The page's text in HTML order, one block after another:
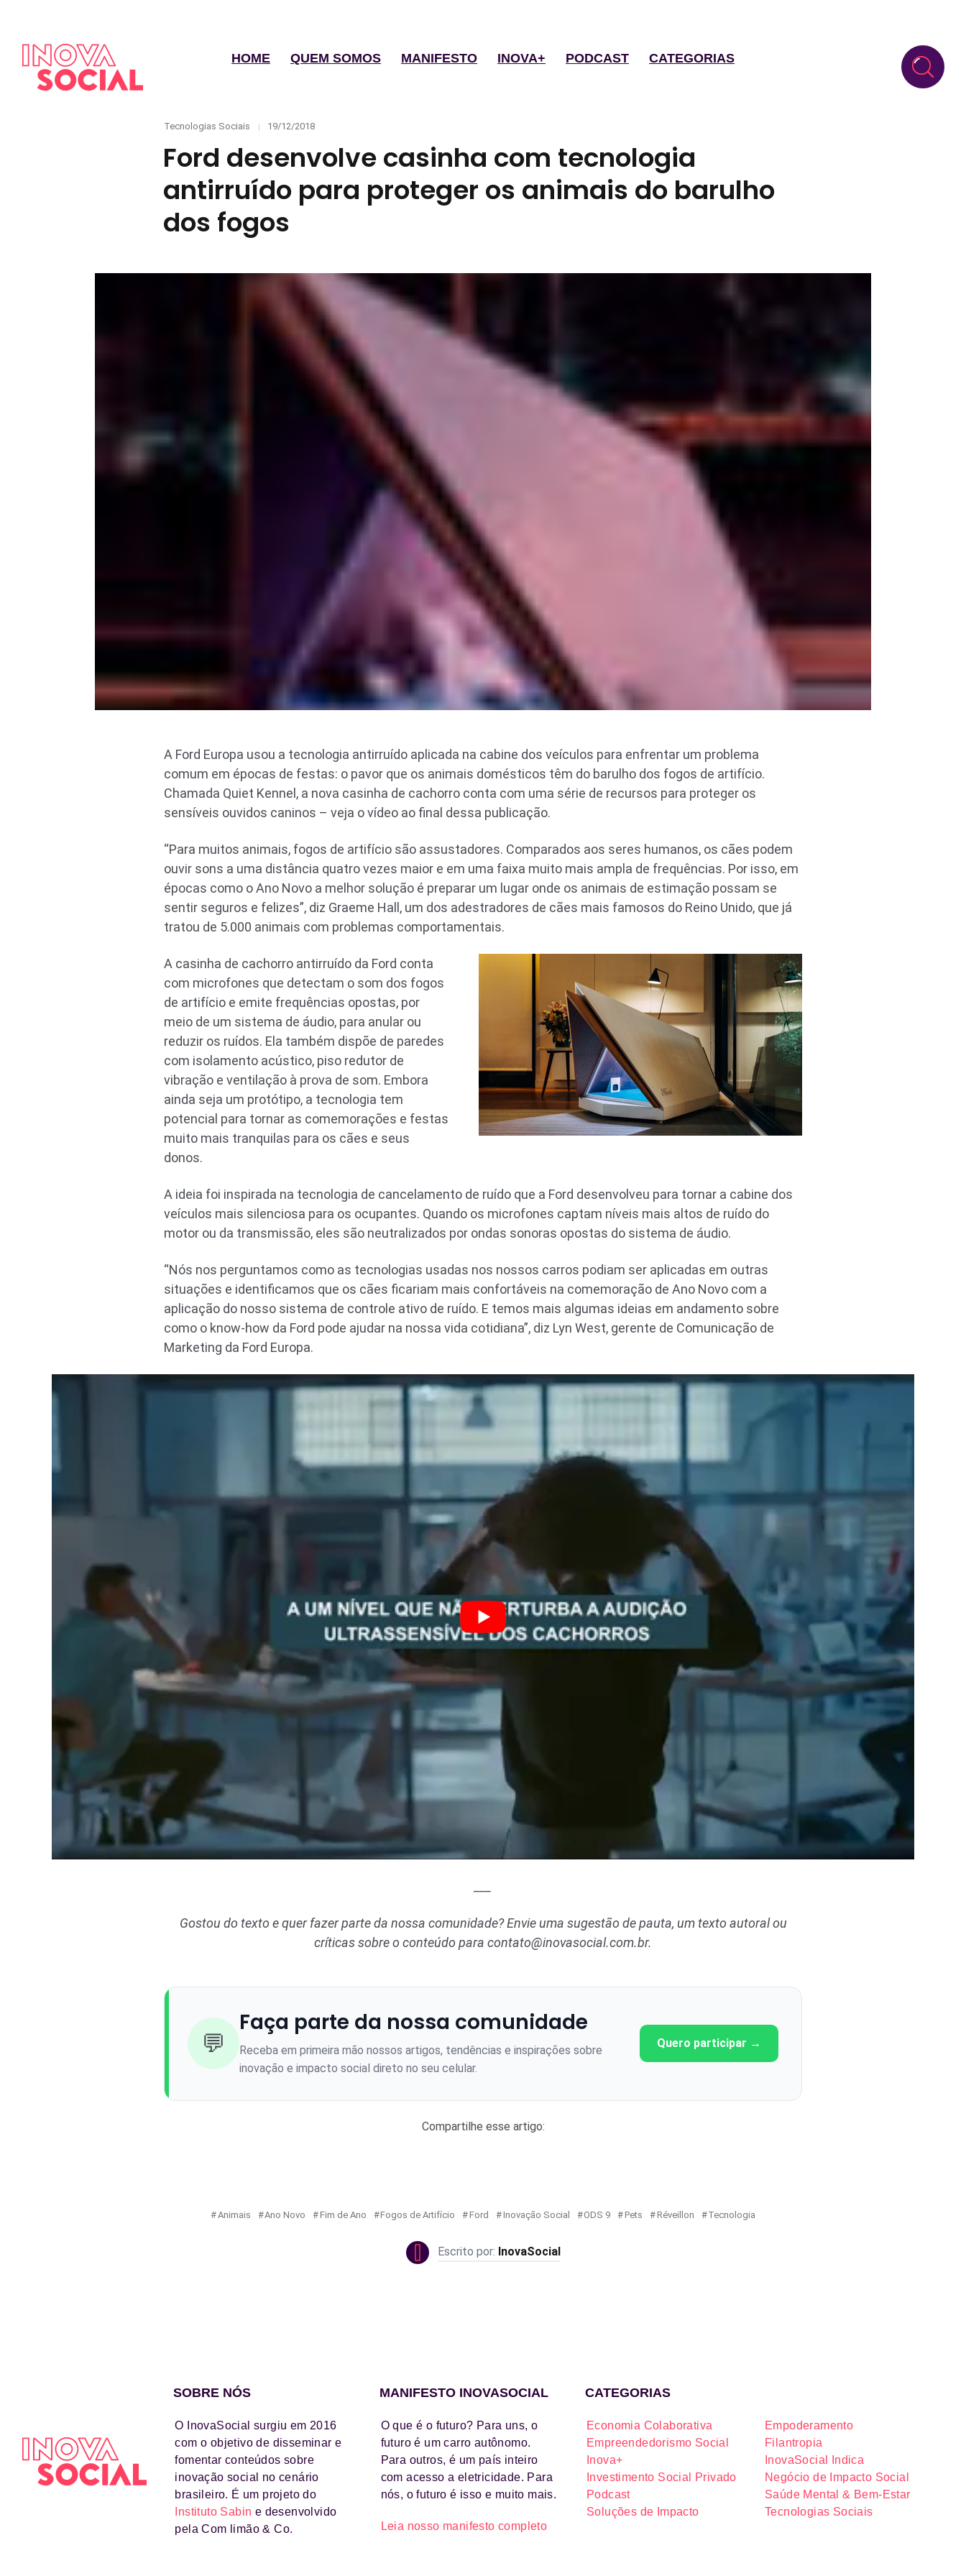
HOME QUEM SOMOS MANIFESTO INOVA+ PODCAST CATEGORIAS
Categories
Tecnologias Sociais
Posted
19/12/2018
Ford desenvolve casinha com tecnologia
antirruído para proteger os animais do barulho
dos fogos
A Ford Europa usou a tecnologia antirruído aplicada na cabine dos veículos para enfrentar um problema
comum em épocas de festas: o pavor que os animais domésticos têm do barulho dos fogos de artifício.
Chamada Quiet Kennel, a nova casinha de cachorro conta com uma série de recursos para proteger os
sensíveis ouvidos caninos – veja o vídeo ao final dessa publicação.
“Para muitos animais, fogos de artifício são assustadores. Comparados aos seres humanos, os cães podem
ouvir sons a uma distância quatro vezes maior e em uma faixa muito mais ampla de frequências. Por isso, em
épocas como o Ano Novo a melhor solução é preparar um lugar onde os animais de estimação possam se
sentir seguros e felizes”, diz Graeme Hall, um dos adestradores de cães mais famosos do Reino Unido, que já
tratou de 5.000 animais com problemas comportamentais.
A casinha de cachorro antirruído da Ford conta
com microfones que detectam o som dos fogos
de artifício e emite frequências opostas, por
meio de um sistema de áudio, para anular ou
reduzir os ruídos. Ela também dispõe de paredes
com isolamento acústico, piso redutor de
vibração e ventilação à prova de som. Embora
ainda seja um protótipo, a tecnologia tem
potencial para tornar as comemorações e festas
muito mais tranquilas para os cães e seus
donos.
A ideia foi inspirada na tecnologia de cancelamento de ruído que a Ford desenvolveu para tornar a cabine dos
veículos mais silenciosa para os ocupantes. Quando os microfones captam níveis mais altos de ruído do
motor ou da transmissão, eles são neutralizados por ondas sonoras opostas do sistema de áudio.
“Nós nos perguntamos como as tecnologias usadas nos nossos carros podiam ser aplicadas em outras
situações e identificamos que os cães ficariam mais confortáveis na comemoração de Ano Novo com a
aplicação do nosso sistema de controle ativo de ruído. E temos mais algumas ideias em andamento sobre
como o know-how da Ford pode ajudar na nossa vida cotidiana”, diz Lyn West, gerente de Comunicação de
Marketing da Ford Europa.
Gostou do texto e quer fazer parte da nossa comunidade? Envie uma sugestão de pauta, um texto autoral ou
críticas sobre o conteúdo para contato@inovasocial.com.br.
💬
Faça parte da nossa comunidade
Receba em primeira mão nossos artigos, tendências e inspirações sobre
inovação e impacto social direto no seu celular.
Quero participar →
Compartilhe esse artigo:
Animais Ano Novo Fim de Ano Fogos de Artifício Ford Inovação Social ODS 9 Pets Réveillon Tecnologia
InovaSocial
SOBRE NÓS
O InovaSocial surgiu em 2016
com o objetivo de disseminar e
fomentar conteúdos sobre
inovação social no cenário
brasileiro. É um projeto do
Instituto Sabin e desenvolvido
pela Com limão & Co.
MANIFESTO INOVASOCIAL
O que é o futuro? Para uns, o
futuro é um carro autônomo.
Para outros, é um país inteiro
com acesso a eletricidade. Para
nós, o futuro é isso e muito mais.
Leia nosso manifesto completo
CATEGORIAS
Economia Colaborativa
Empoderamento
Empreendedorismo Social
Filantropia
Inova+
InovaSocial Indica
Investimento Social Privado
Negócio de Impacto Social
Podcast
Saúde Mental & Bem-Estar
Soluções de Impacto
Tecnologias Sociais